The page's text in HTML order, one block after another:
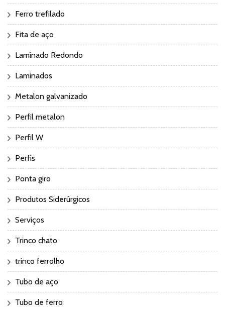
Ferro trefilado
Fita de aço
Laminado Redondo
Laminados
Metalon galvanizado
Perfil metalon
Perfil W
Perfis
Ponta giro
Produtos Siderúrgicos
Serviços
Trinco chato
trinco ferrolho
Tubo de aço
Tubo de ferro